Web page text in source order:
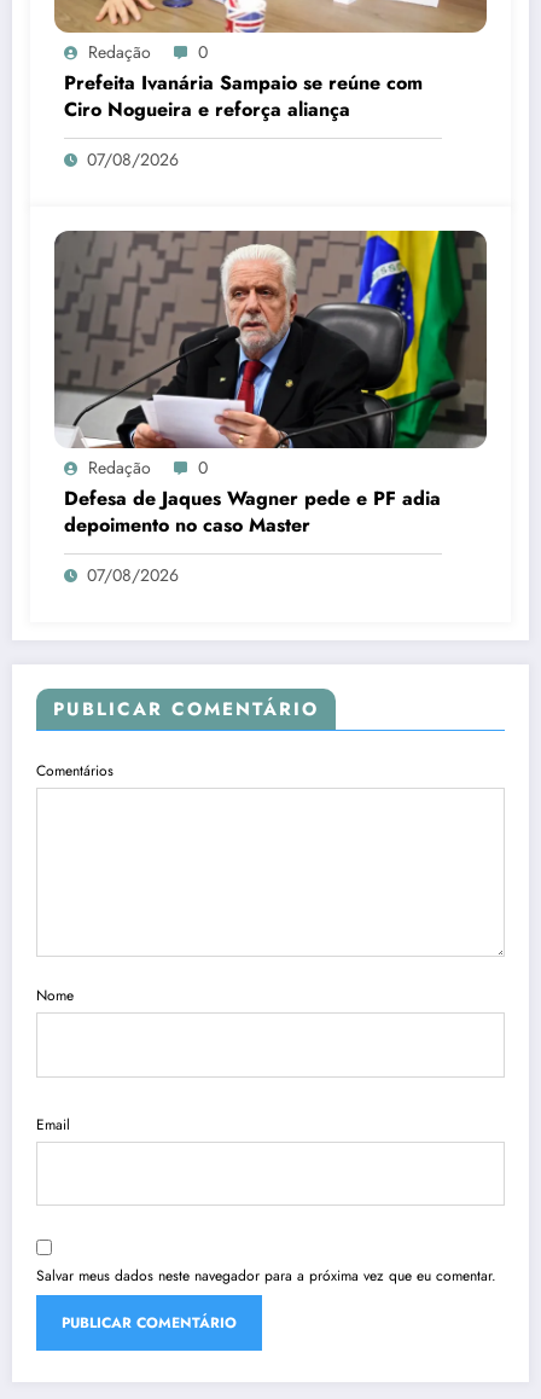
Redação 0
Prefeita Ivanária Sampaio se reúne com
Ciro Nogueira e reforça aliança
07/08/2026
Redação 0
Defesa de Jaques Wagner pede e PF adia
depoimento no caso Master
07/08/2026
PUBLICAR COMENTÁRIO
Comentários
Nome
Email
Salvar meus dados neste navegador para a próxima vez que eu comentar.